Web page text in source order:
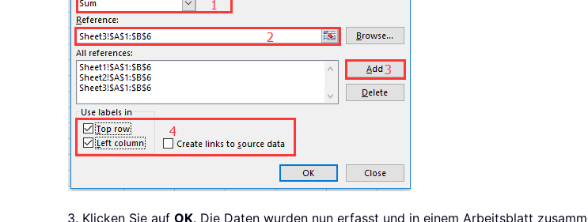
3. Klicken Sie auf OK. Die Daten wurden nun erfasst und in einem Arbeitsblatt